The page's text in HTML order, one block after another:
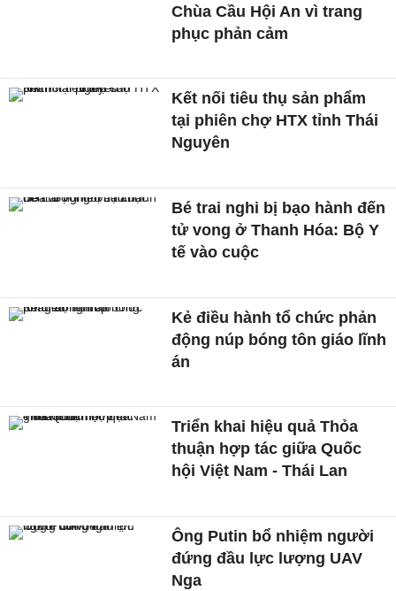
Chùa Cầu Hội An vì trang
phục phản cảm
Kết nối tiêu thụ sản phẩm
tại phiên chợ HTX tỉnh Thái
Nguyên
Bé trai nghi bị bạo hành đến
tử vong ở Thanh Hóa: Bộ Y
tế vào cuộc
Kẻ điều hành tổ chức phản
động núp bóng tôn giáo lĩnh
án
Triển khai hiệu quả Thỏa
thuận hợp tác giữa Quốc
hội Việt Nam - Thái Lan
Ông Putin bổ nhiệm người
đứng đầu lực lượng UAV
Nga